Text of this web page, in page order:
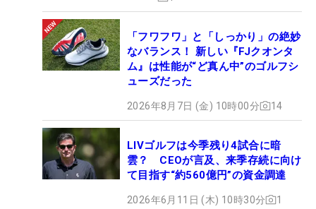
「フワフワ」と「しっかり」の絶妙
なバランス！ 新しい『FJクオンタ
ム』は性能が“ど真ん中”のゴルフシ
ューズだった
2026年8月7日 (金) 10時00分 14
LIVゴルフは今季残り4試合に暗
雲？ CEOが言及、来季存続に向け
て目指す“約560億円”の資金調達
2026年6月11日 (木) 10時30分 1